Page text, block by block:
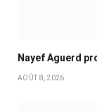
Nayef Aguerd
AOÛT 8, 2026